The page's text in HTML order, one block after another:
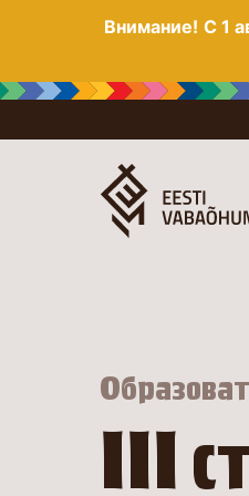
Внимание! С 1
III